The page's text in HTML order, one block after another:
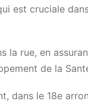
est cruciale
la rue, en
de la
dans le 18e